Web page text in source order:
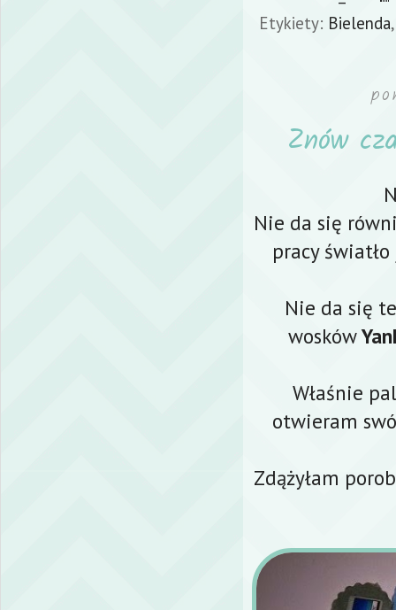
Etykiety: Bielenda
Znów
Nie da się
pracy
Nie da się
wosków
Właśnie
otwieram
Zdążyłam